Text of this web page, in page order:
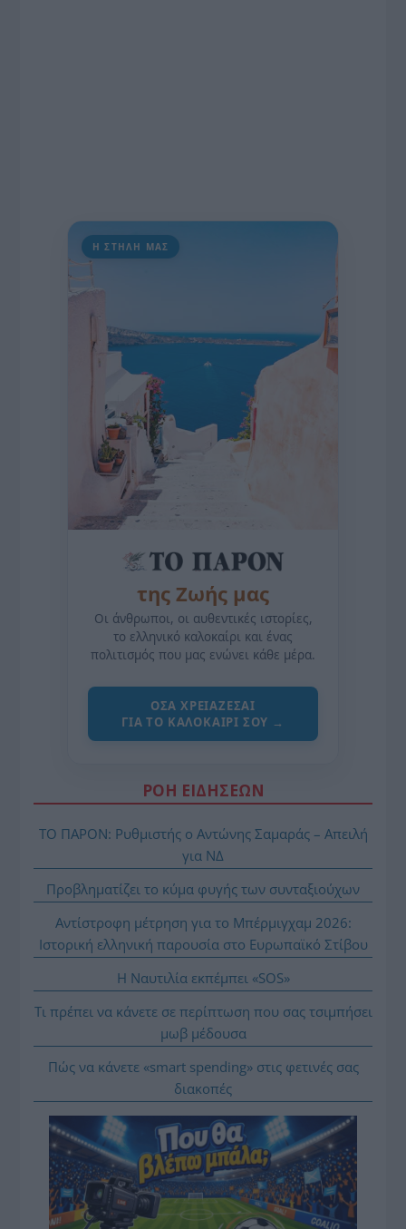
Η ΣΤΗΛΗ ΜΑΣ
της Ζωής μας
Οι άνθρωποι, οι αυθεντικές ιστορίες,
το ελληνικό καλοκαίρι και ένας
πολιτισμός που μας ενώνει κάθε μέρα.
ΌΣΑ ΧΡΕΙΆΖΕΣΑΙ
ΓΙΑ ΤΟ ΚΑΛΟΚΑΊΡΙ ΣΟΥ →
ΡΟΗ ΕΙΔΗΣΕΩΝ
ΤΟ ΠΑΡΟΝ: Ρυθμιστής ο Αντώνης Σαμαράς – Απειλή
για ΝΔ
Προβληματίζει το κύμα φυγής των συνταξιούχων
Αντίστροφη μέτρηση για το Μπέρμιγχαμ 2026:
Ιστορική ελληνική παρουσία στο Ευρωπαϊκό Στίβου
Η Ναυτιλία εκπέμπει «SOS»
Τι πρέπει να κάνετε σε περίπτωση που σας τσιμπήσει
μωβ μέδουσα
Πώς να κάνετε «smart spending» στις φετινές σας
διακοπές